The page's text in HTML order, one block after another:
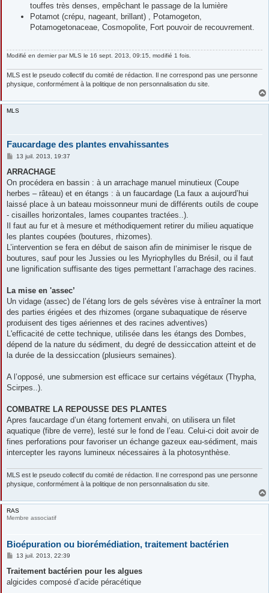
touffes très denses, empêchant le passage de la lumière
Potamot (crépu, nageant, brillant) , Potamogeton,
Potamogetonaceae, Cosmopolite, Fort pouvoir de recouvrement.
Modifié en dernier parMLS le 16 sept. 2013, 09:15, modifié 1 fois.
MLS est le pseudo collectif du comité de rédaction. Il ne correspond pas une personne
physique, conformément à la politique de non personnalisation du site.
MLS
Faucardage des plantes envahissantes
M
s
a
g
13 juil. 2013, 19:37
ARRACHAGE
On procédera en bassin : à un arrachage manuel minutieux (Coupe
herbes – râteau) et en étangs : à un faucardage (La faux a aujourd’hui
laissé place à un bateau moissonneur muni de différents outils de coupe
- cisailles horizontales, lames coupantes tractées..).
Il faut au fur et à mesure et méthodiquement retirer du milieu aquatique
les plantes coupées (boutures, rhizomes).
L’intervention se fera en début de saison afin de minimiser le risque de
boutures, sauf pour les Jussies ou les Myriophylles du Brésil, ou il faut
une lignification suffisante des tiges permettant l’arrachage des racines.
La mise en 'assec’
Un vidage (assec) de l’étang lors de gels sévères vise à entraîner la mort
des parties érigées et des rhizomes (organe subaquatique de réserve
produisent des tiges aériennes et des racines adventives)
L'efficacité de cette technique, utilisée dans les étangs des Dombes,
dépend de la nature du sédiment, du degré de dessiccation atteint et de
la durée de la dessiccation (plusieurs semaines).
A l’opposé, une submersion est efficace sur certains végétaux (Thypha,
Scirpes..).
COMBATRE LA REPOUSSE DES PLANTES
Apres faucardage d’un étang fortement envahi, on utilisera un filet
aquatique (fibre de verre), lesté sur le fond de l’eau. Celui-ci doit avoir de
fines perforations pour favoriser un échange gazeux eau-sédiment, mais
intercepter les rayons lumineux nécessaires à la photosynthèse.
MLS est le pseudo collectif du comité de rédaction. Il ne correspond pas une personne
physique, conformément à la politique de non personnalisation du site.
RAS
Membre associatif
Bioépuration ou biorémédiation, traitement bactérien
M
s
a
13 juil. 2013, 22:39
Traitement bactérien pour les algues
algicides composé d’acide péracétique